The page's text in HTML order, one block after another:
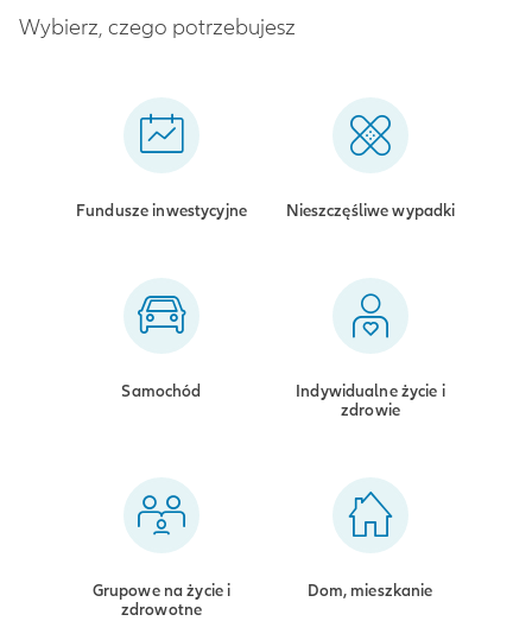
Wybierz, czego potrzebujesz
Fundusze inwestycyjne Nieszczęśliwe wypadki
Samochód
Indywidualne życie i
zdrowie
Grupowe na życie i
zdrowotne
Dom, mieszkanie